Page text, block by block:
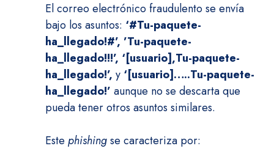
El correo electrónico fraudulento se envía
bajo los asuntos: ‘#Tu-paquete-
ha_llegado!#’, ’Tu-paquete-
ha_llegado!!!’, ‘[usuario],Tu-paquete-
ha_llegado!’, y ‘[usuario]…..Tu-paquete-
ha_llegado!’ aunque no se descarta que
pueda tener otros asuntos similares.
Este phishingse caracteriza por: